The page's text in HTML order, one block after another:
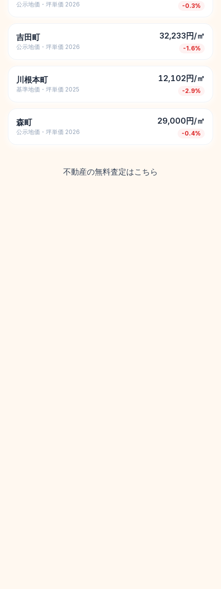
公示地価・坪単価 2026 -0.3%
吉田町
公示地価・坪単価 2026
32,233円/㎡
-1.6%
川根本町
基準地価・坪単価 2025
12,102円/㎡
-2.9%
森町
公示地価・坪単価 2026
29,000円/㎡
-0.4%
不動産の無料査定はこちら